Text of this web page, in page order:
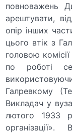
повноважень
арештувати,
опір інших
цього втік з
головою
по роботі
Галревкому
Викладач у
лютого 1933 р.
організації».